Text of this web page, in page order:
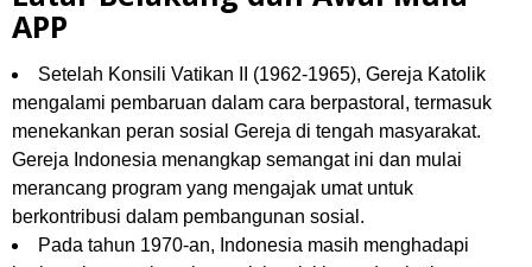
Setelah Konsili Vatikan II (1962-1965), Gereja Katolik
menekankan peran sosial Gereja di tengah masyarakat.
Gereja Indonesia menangkap semangat ini dan mulai
merancang program yang mengajak umat untuk
berkontribusi dalam pembangunan sosial.
Pada tahun 1970-an, Indonesia masih menghadapi
berbagai persoalan ekonomi, kemiskinan, dan ketimpangan
sosial. Gereja Katolik Indonesia menyadari perlunya